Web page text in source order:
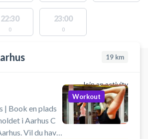
22:30
0
23:00
0
ACTIVITIES
19 km
Join an activity
| Book en plads
i Aarhus C
Vil du have
Workout